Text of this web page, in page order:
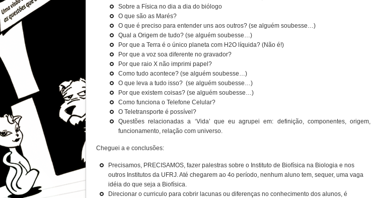
Sobre a Física no dia a dia do biólogo
O que são as Marés?
O que é preciso para entender uns aos outros? (se alguém soubesse…)
Qual a Origem de tudo? (se alguém soubesse…)
Por que a Terra é o único planeta com H2O líquida? (Não é!)
Por que a voz soa diferente no gravador?
Por que raio X não imprimi papel?
Como tudo acontece? (se alguém soubesse…)
O que leva a tudo isso? (se alguém soubesse…)
Por que existem coisas? (se alguém soubesse…)
Como funciona o Telefone Celular?
O Teletransporte é possível?
Questões relacionadas a ‘Vida’ que eu agrupei em: definição, componentes, origem,
funcionamento, relação com universo.
Cheguei a e conclusões:
Precisamos, PRECISAMOS, fazer palestras sobre o Instituto de Biofísica na Biologia e nos
outros Institutos da UFRJ. Até chegarem ao 4o período, nenhum aluno tem, sequer, uma vaga
idéia do que seja a Biofísica.
Direcionar o curriculo para cobrir lacunas ou diferenças no conhecimento dos alunos, é